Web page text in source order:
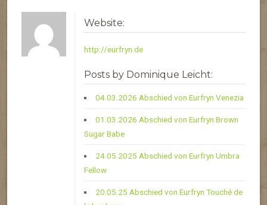
Website:
http://eurfryn.de
Posts by Dominique Leicht:
04.03.2026 Abschied von Eurfryn Venezia
01.03.2026 Abschied von Eurfryn Brown
Sugar Babe
24.05.2025 Abschied von Eurfryn Umbra
Fellow
20.05.25 Abschied von Eurfryn Touché de